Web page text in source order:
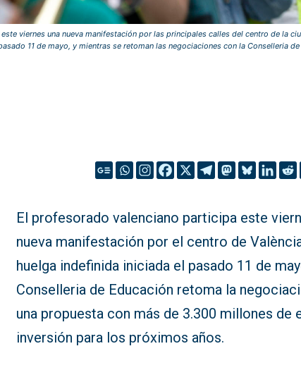
viernes una nueva manifestación por las principales calles del centro de la
11 de mayo, y mientras se retoman las negociaciones con la Conselleria
El profesorado valenciano participa este
nueva manifestación por el centro de
huelga indefinida iniciada el pasado 11 de
Conselleria de Educación retoma la
una propuesta con más de 3.300 millones de
inversión para los próximos años.